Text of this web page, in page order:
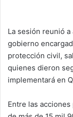
La sesión reunió
gobierno
protección civil,
quienes dieron
implementará en
Entre las